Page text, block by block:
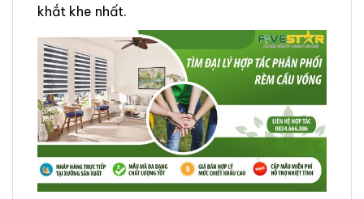
khắt khe nhất.